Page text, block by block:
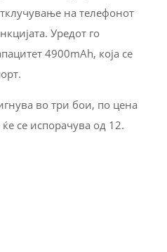
на телефонот
Уредот го
4900mAh, која се
во три бои, по цена
се испорачува од 12.